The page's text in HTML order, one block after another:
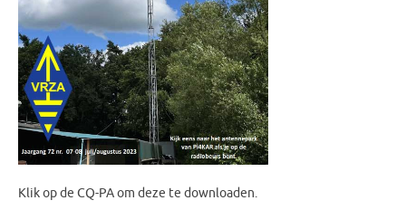
Klik op de CQ-PA om deze te downloaden.